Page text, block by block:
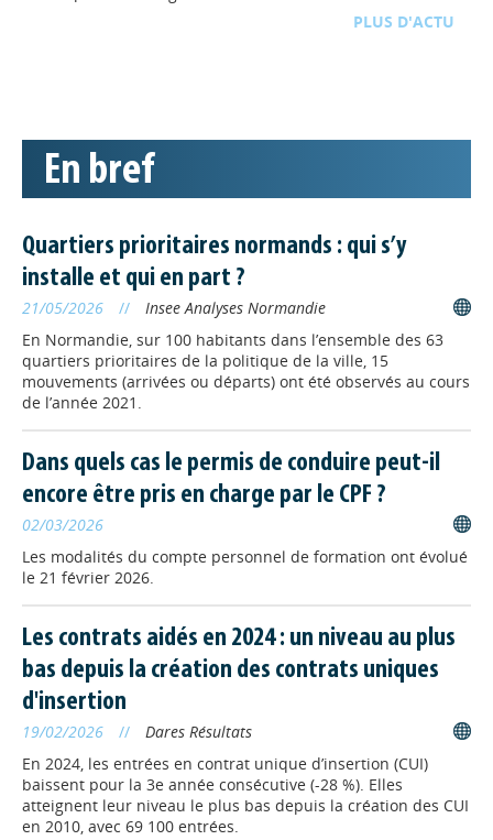
D'ACTU
normands : les replays
De janvier à mai 2026, l’Agence
Régionale de l’Orientation et des Métiers a proposé un cycle
de cinq webinaires intitulé « Profils de territoire », consacré
à chacun des départements normands. Ils étaient organisés
en partenariat avec le Carif-Oref et la Région Normandie.
Les replays sont disponibles.
Le contrat de
professionnalisation
expérimental est pérennisé
pérennise le contrat de
professionnalisation expérimental et
blocs de compétences sans avoir à obtenir l’intégralité d'une
certification professionnelle.
STATISTIQUES// 09/06/2026
une nouvelle veille du Carif-
Oref de Normandie
Le Carif-Oref de Normandie était
présent au séminaire régional
En bref
Quartiers prioritaires normands : qui s’y
installe et qui en part ?
21/05/2026 //
Insee Analyses Normandie
En Normandie, sur 100 habitants dans l’ensemble des 63
quartiers prioritaires de la politique de la ville, 15
mouvements (arrivées ou départs) ont été observés au cours
de l’année 2021.
Dans quels cas le permis de conduire peut-il
encore être pris en charge par le CPF ?
02/03/2026
Les modalités du compte personnel de formation ont évolué
le 21 février 2026.
Les contrats aidés en 2024 : un niveau au plus
bas depuis la création des contrats uniques
d'insertion
19/02/2026 //
Dares Résultats
En 2024, les entrées en contrat unique d’insertion (CUI)
baissent pour la 3e année consécutive (-28 %). Elles
atteignent leur niveau le plus bas depuis la création des CUI
en 2010, avec 69 100 entrées.